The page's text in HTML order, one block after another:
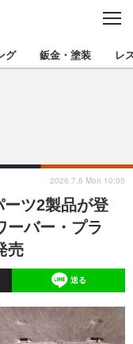
C
S
E
ップを地域から探す
北陸
関西
四国
沖縄
グ 鈑金・塗装 レ
ツ2製品が登
バー・プラ
売
2026.7.6 Mon 10:00
送る